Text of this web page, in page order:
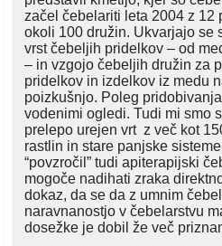
začel čebelariti leta 2004 z 12
okoli 100 družin. Ukvarjajo se
vrst čebeljih pridelkov – od
– in vzgojo čebeljih družin za
pridelkov in izdelkov iz medu
poizkušnjo. Poleg
vodenimi ogledi. Tudi mi smo
prelepo urejen vrt z več kot
rastlin in stare panjske
“povzročil” tudi apiterapijski
mogoče nadihati zraka
dokaz, da se da z umnim
naravnanostjo v čebelarstvu
dosežke je dobil že več